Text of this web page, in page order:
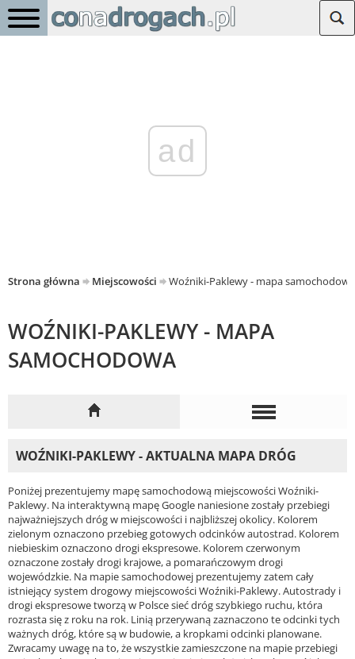
ad
Strona główna Miejscowości Woźniki-Paklewy - mapa samochodowa
WOŹNIKI-PAKLEWY - MAPA
SAMOCHODOWA
WOŹNIKI-PAKLEWY - AKTUALNA MAPA DRÓG
Poniżej prezentujemy mapę samochodową miejscowości Woźniki-
Paklewy. Na interaktywną mapę Google naniesione zostały przebiegi
najważniejszych dróg w miejscowości i najbliższej okolicy. Kolorem
zielonym oznaczono przebieg gotowych odcinków autostrad. Kolorem
niebieskim oznaczono drogi ekspresowe. Kolorem czerwonym
oznaczone zostały drogi krajowe, a pomarańczowym drogi
wojewódzkie. Na mapie samochodowej prezentujemy zatem cały
istniejący system drogowy miejscowości Woźniki-Paklewy. Autostrady i
drogi ekspresowe tworzą w Polsce sieć dróg szybkiego ruchu, która
rozrasta się z roku na rok. Linią przerywaną zaznaczono te odcinki tych
ważnych dróg, które są w budowie, a kropkami odcinki planowane.
Zwracamy uwagę na to, że wszystkie zamieszczone na mapie przebiegi